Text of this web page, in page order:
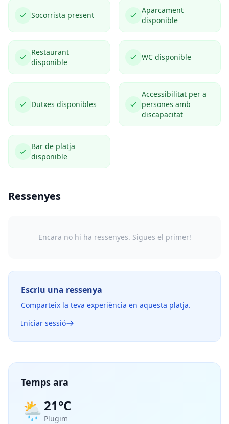
Socorrista present
Aparcament
disponible
Restaurant
disponible
WC disponible
Dutxes disponibles
Accessibilitat per a
persones amb
discapacitat
Bar de platja
disponible
Ressenyes
Encara no hi ha ressenyes. Sigues el primer!
Escriu una ressenya
Comparteix la teva experiència en aquesta platja.
Iniciar sessió
Temps ara
🌦️ 21°C
Plugim